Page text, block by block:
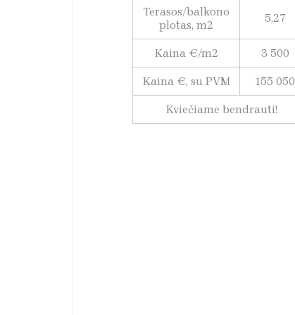
Terasos/balkono
plotas, m2
5,27
Kaina €/m2 3 500
Kaina €, su PVM 155 050
Kviečiame bendrauti!